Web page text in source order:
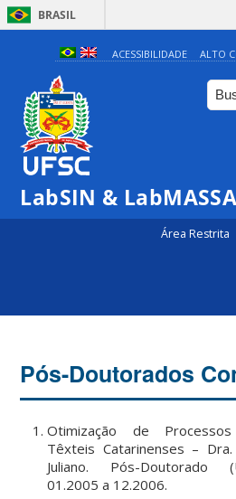
BRASIL
ACESSIBILIDADE ALTO
LabSIN & LabMASSA
Área Restrita
Pós-Doutorados
Otimização de
Têxteis Catarinenses –
Juliano. Pós-Doutorado
01.2005 a 12.2006.